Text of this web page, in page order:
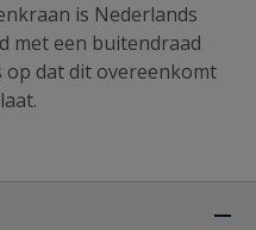
is Nederlands
met een buitendraad
op dat dit overeenkomt